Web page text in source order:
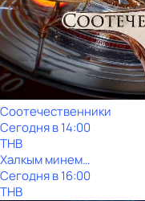
Соотечественники
Сегодня в 14:00
ТНВ
Халкым минем…
Сегодня в 16:00
ТНВ